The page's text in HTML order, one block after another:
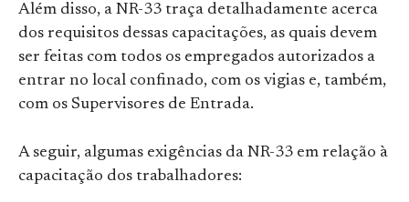
Além disso, a NR-33 traça detalhadamente acerca
dos requisitos dessas capacitações, as quais devem
ser feitas com todos os empregados autorizados a
entrar no local confinado, com os vigias e, também,
com os Supervisores de Entrada.
A seguir, algumas exigências da NR-33 em relação à
capacitação dos trabalhadores: